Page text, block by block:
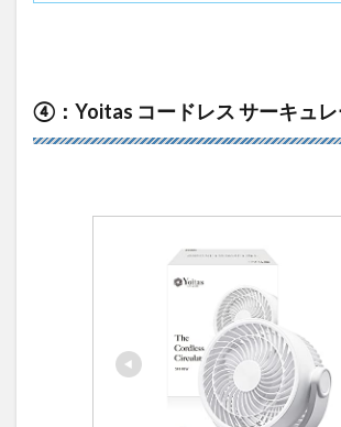
④：Yoitas コードレス サーキュ